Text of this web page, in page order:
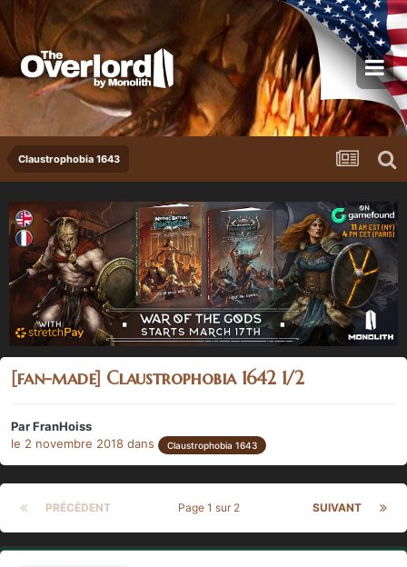
Claustrophobia 1643
[fan-made] Claustrophobia 1642 1/2
ParFranHoiss
le 2 novembre 2018 dans Claustrophobia 1643
PRÉCÉDENT SUIVANT
Page 1 sur 2